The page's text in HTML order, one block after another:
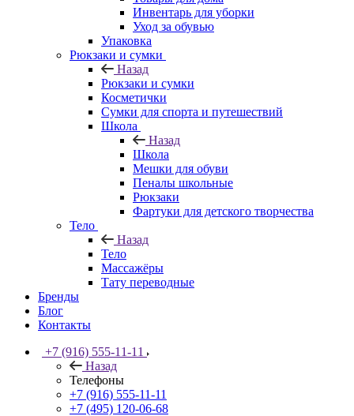
Инвентарь для уборки
Уход за обувью
Упаковка
Рюкзаки и сумки
Назад
Рюкзаки и сумки
Косметички
Сумки для спорта и путешествий
Школа
Назад
Школа
Мешки для обуви
Пеналы школьные
Рюкзаки
Фартуки для детского творчества
Тело
Назад
Тело
Массажёры
Тату переводные
Бренды
Блог
Контакты
+7 (916) 555-11-11
Назад
Телефоны
+7 (916) 555-11-11
+7 (495) 120-06-68